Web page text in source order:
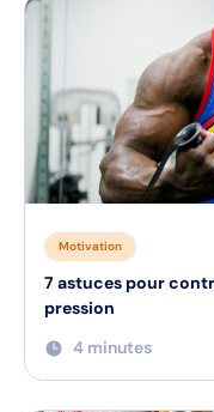
Motivation
7 astuces pour
pression
4 minutes